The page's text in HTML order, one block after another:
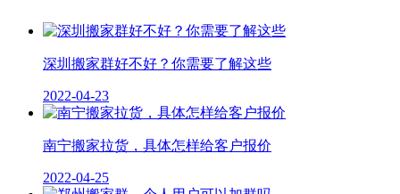
深圳搬家群好不好？你需要了解这些
2022-04-23
南宁搬家拉货，具体怎样给客户报价
2022-04-25